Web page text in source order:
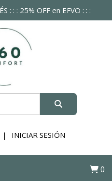
: : : 25% OFF en EFVO : : :
INICIAR SESIÓN
0